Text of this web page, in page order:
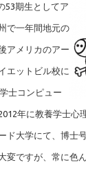
53期生としてア
で一年間地元の
アメリカのアー
エットビル校に
士コンピュー
年に教養学士心
ド大学にて、博士
変ですが、常に色